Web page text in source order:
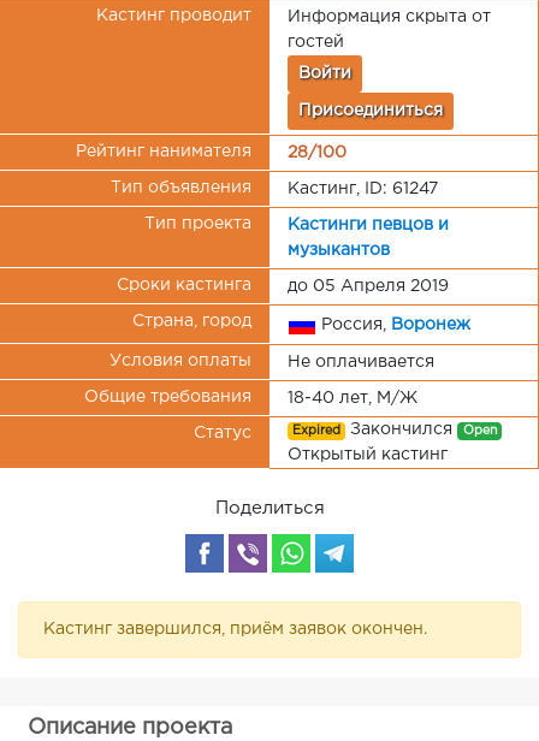
Кастинг проводит
Информация скрыта от
гостей
Войти
Присоединиться
Рейтинг нанимателя 28/100
Тип объявления Кастинг, ID: 61247
Тип проекта
Кастинги певцов и
музыкантов
Сроки кастинга до 05 Апреля 2019
Страна, город Россия, Воронеж
Условия оплаты Не оплачивается
Общие требования 18-40 лет, М/Ж
Статус Expired Закончился Open
Открытый кастинг
Поделиться
Кастинг завершился, приём заявок окончен.
Описание проекта